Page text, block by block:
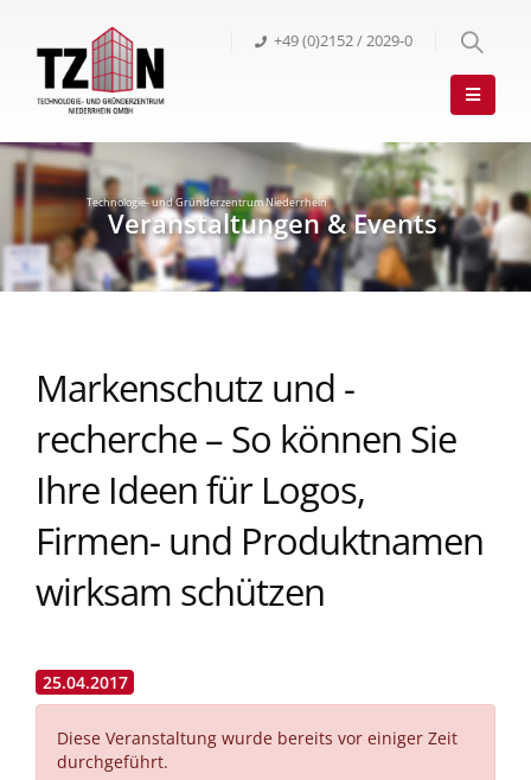
+49 (0)2152 / 2029-0
Markenschutz und -
recherche – So können Sie
Ihre Ideen für Logos,
Firmen- und Produktnamen
wirksam schützen
25.04.2017
Diese Veranstaltung wurde bereits vor einiger Zeit
durchgeführt.